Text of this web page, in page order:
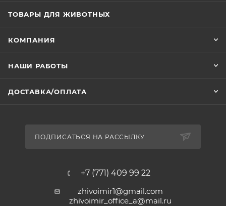
ТОВАРЫ ДЛЯ ЖИВОТНЫХ
КОМПАНИЯ
НАШИ РАБОТЫ
ДОСТАВКА/ОПЛАТА
ПОДПИСАТЬСЯ НА РАССЫЛКУ
+7 (771) 409 99 22
zhivoimir1@gmail.com
zhivoimir_office_a@mail.ru